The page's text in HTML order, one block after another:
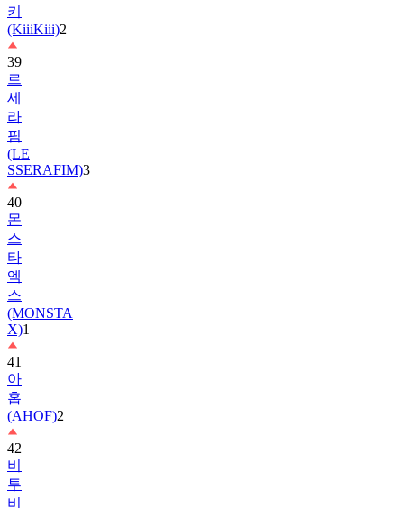
39
르
세
라
핌
(LE
SSERAFIM)
40
몬
스
타
엑
스
(MONSTA
X)
41
아
홉
(AHOF)
42
비
투
비
(BTOB)